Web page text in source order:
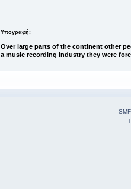
Υπογραφή:
Over large parts of the continent other
a music recording industry they were